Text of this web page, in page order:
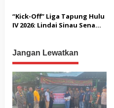
Dipertanyakan Soal
Bendera Lusuh dan Layanan
PATEN CETAR yang Diduga
“Kick-Off” Liga Tapung Hulu
IV 2026: Lindai Sinau Senama
Jangan Lewatkan